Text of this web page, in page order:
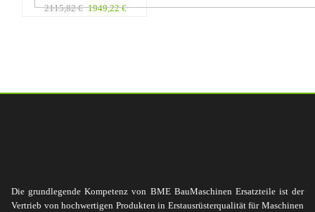
2115,82€ 1949,22€
Die grundlegende Kompetenz von BME BauMaschinen Ersatzteile ist der
Vertrieb von hochwertigen Produkten in Erstausrüsterqualität für Maschinen